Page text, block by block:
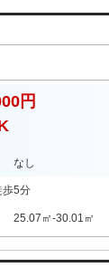
円
なし
歩5分
25.07㎡-30.01㎡